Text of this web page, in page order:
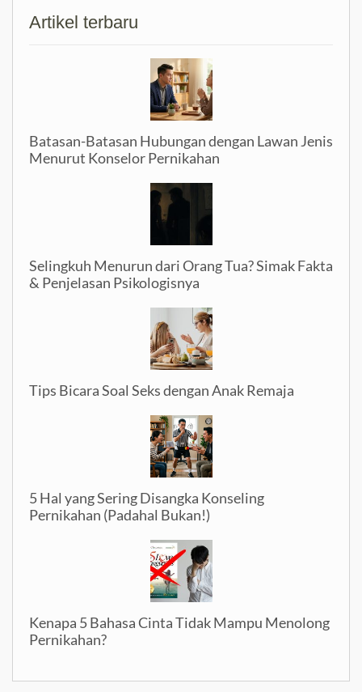
Artikel terbaru
Batasan-Batasan Hubungan dengan Lawan Jenis
Menurut Konselor Pernikahan
Selingkuh Menurun dari Orang Tua? Simak Fakta
& Penjelasan Psikologisnya
Tips Bicara Soal Seks dengan Anak Remaja
5 Hal yang Sering Disangka Konseling
Pernikahan (Padahal Bukan!)
Kenapa 5 Bahasa Cinta Tidak Mampu Menolong
Pernikahan?